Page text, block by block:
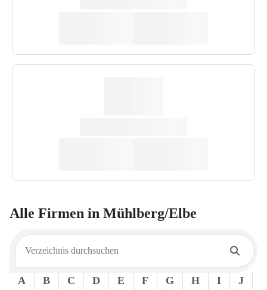
Alle Firmen in Mühlberg/Elbe
A B C D E F G H I
J